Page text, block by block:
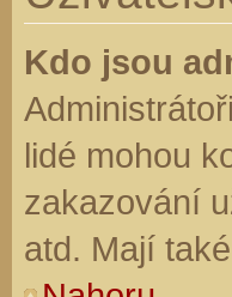
Kdo jsou
lidé mohou
zakazování
atd. Mají